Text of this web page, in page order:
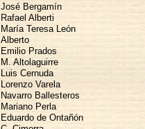
José Bergamín
Rafael Alberti
María Teresa León
Alberto
Emilio Prados
M. Altolaguirre
Luis Cernuda
Lorenzo Varela
Navarro Ballesteros
Mariano Perla
Eduardo de Ontañón